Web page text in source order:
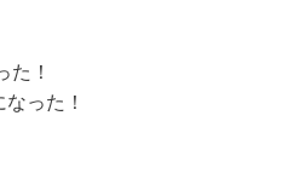
た！
った！